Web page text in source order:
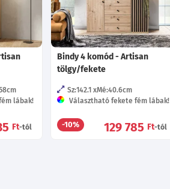
cm
lábak!
Ft-tól
Bindy 4 komód - Artisan
tölgy/fekete
Sz:142.1 Mé:40.6cm
Választható fekete fém lábak!
-10% 129 785 Ft-tól